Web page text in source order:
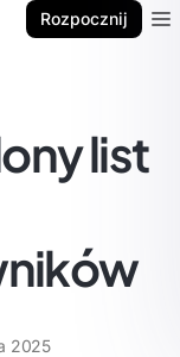
Rozpocznij
list
2025